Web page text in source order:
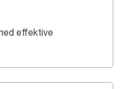
effektive